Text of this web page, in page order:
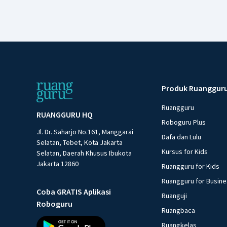
RUANGGURU HQ
Jl. Dr. Saharjo No.161, Manggarai
Selatan, Tebet, Kota Jakarta
Selatan, Daerah Khusus Ibukota
Jakarta 12860
Coba GRATIS Aplikasi
Roboguru
Produk
Ruangguru
Roboguru Plus
Dafa dan Lulu
Kursus for Kids
Ruangguru for Kids
Ruangguru for
Ruanguji
Ruangbaca
Ruangkelas